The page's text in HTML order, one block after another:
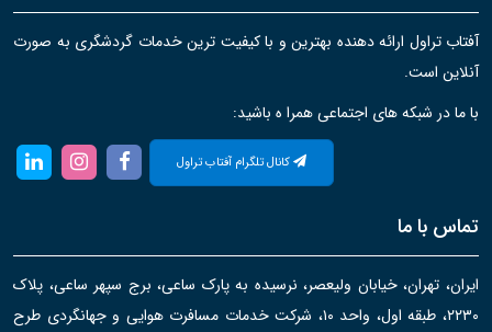
آفتاب تراول ارائه دهنده بهترین و با کیفیت ترین خدمات گردشگری به صورت
آنلاین است.
با ما در شبکه های اجتماعی همرا ه باشید:
کانال تلگرام آفتاب تراول
تماس با ما
ایران، تهران، خیابان ولیعصر، نرسیده به پارک ساعی، برج سپهر ساعی، پلاک
۲۲۳۰، طبقه اول، واحد ۱۰، شرکت خدمات مسافرت هوایی و جهانگردی طرح